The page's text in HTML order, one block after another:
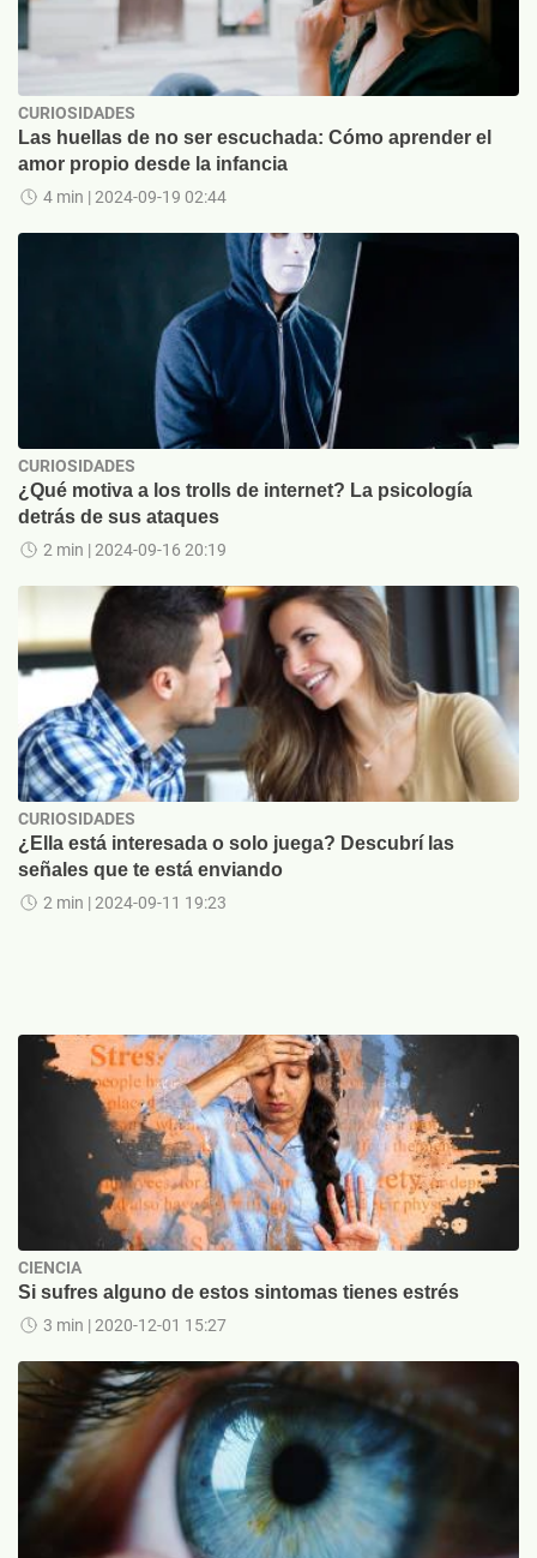
CURIOSIDADES
Las huellas de no ser escuchada: Cómo aprender el
amor propio desde la infancia
4 min | 2024-09-19 02:44
CURIOSIDADES
¿Qué motiva a los trolls de internet? La psicología
detrás de sus ataques
2 min | 2024-09-16 20:19
CURIOSIDADES
¿Ella está interesada o solo juega? Descubrí las
señales que te está enviando
2 min | 2024-09-11 19:23
CIENCIA
Si sufres alguno de estos sintomas tienes estrés
3 min | 2020-12-01 15:27